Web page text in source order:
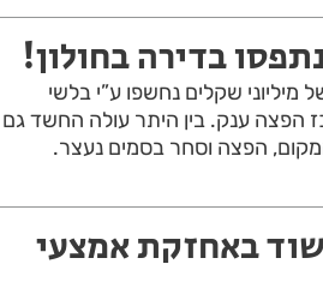
בדירה בחולון!
של מיליוני שקלים נחשפו ע”י בלשי
הפצה ענק. בין היתר עולה החשד גם
הפצה וסחר בסמים נעצר.
באחזקת אמצעי